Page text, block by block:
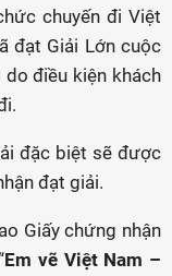
chuyến đi Việt
đạt Giải Lớn cuộc
điều kiện khách
đặc biệt sẽ được
đạt giải.
Giấy chứng nhận
Em vẽ Việt Nam –